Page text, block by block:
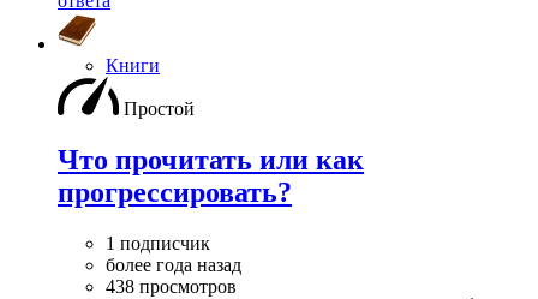
Книги
Простой
Что прочитать или как
прогрессировать?
1 подписчик
более года назад
438 просмотров